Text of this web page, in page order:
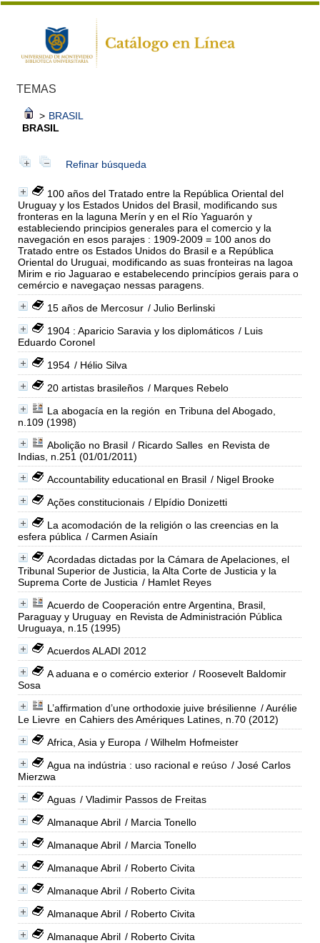
TEMAS
> BRASIL
BRASIL
Refinar búsqueda
100 años del Tratado entre la República Oriental del
Uruguay y los Estados Unidos del Brasil, modificando sus
fronteras en la laguna Merín y en el Río Yaguarón y
estableciendo principios generales para el comercio y la
navegación en esos parajes : 1909-2009 = 100 anos do
Tratado entre os Estados Unidos do Brasil e a República
Oriental do Uruguai, modificando as suas fronteiras na lagoa
Mirim e rio Jaguarao e estabelecendo princípios gerais para o
cemércio e navegaçao nessas paragens.
15 años de Mercosur / Julio Berlinski
1904 : Aparicio Saravia y los diplomáticos / Luis
Eduardo Coronel
1954 / Hélio Silva
20 artistas brasileños / Marques Rebelo
La abogacía en la región en Tribuna del Abogado,
n.109 (1998)
Abolição no Brasil / Ricardo Salles en Revista de
Indias, n.251 (01/01/2011)
Accountability educational en Brasil / Nigel Brooke
Ações constitucionais / Elpídio Donizetti
La acomodación de la religión o las creencias en la
esfera pública / Carmen Asiaín
Acordadas dictadas por la Cámara de Apelaciones, el
Tribunal Superior de Justicia, la Alta Corte de Justicia y la
Suprema Corte de Justicia / Hamlet Reyes
Acuerdo de Cooperación entre Argentina, Brasil,
Paraguay y Uruguay en Revista de Administración Pública
Uruguaya, n.15 (1995)
Acuerdos ALADI 2012
A aduana e o comércio exterior / Roosevelt Baldomir
Sosa
L’affirmation d’une orthodoxie juive brésilienne / Aurélie
Le Lievre en Cahiers des Amériques Latines, n.70 (2012)
Africa, Asia y Europa / Wilhelm Hofmeister
Agua na indústria : uso racional e reúso / José Carlos
Mierzwa
Aguas / Vladimir Passos de Freitas
Almanaque Abril / Marcia Tonello
Almanaque Abril / Marcia Tonello
Almanaque Abril / Roberto Civita
Almanaque Abril / Roberto Civita
Almanaque Abril / Roberto Civita
Almanaque Abril / Roberto Civita